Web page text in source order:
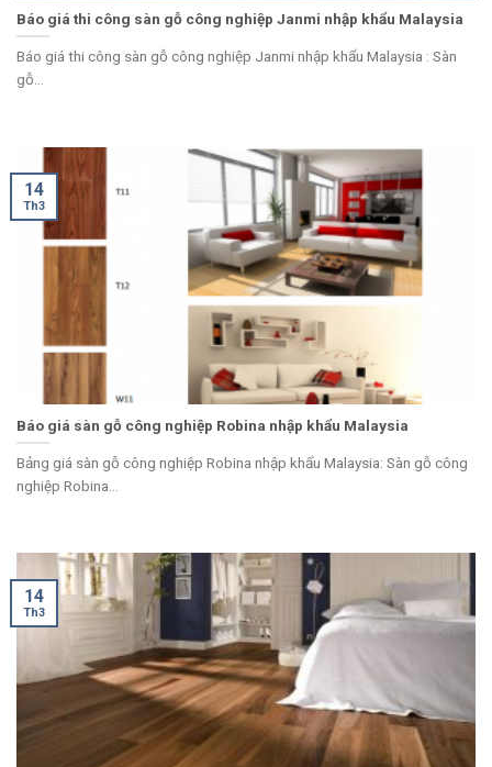
Báo giá thi công sàn gỗ công nghiệp Janmi nhập khẩu Malaysia
Báo giá thi công sàn gỗ công nghiệp Janmi nhập khẩu Malaysia : Sàn
gỗ...
Báo giá sàn gỗ công nghiệp Robina nhập khẩu Malaysia
Bảng giá sàn gỗ công nghiệp Robina nhập khẩu Malaysia: Sàn gỗ công
nghiệp Robina...
14
Th3
14
Th3